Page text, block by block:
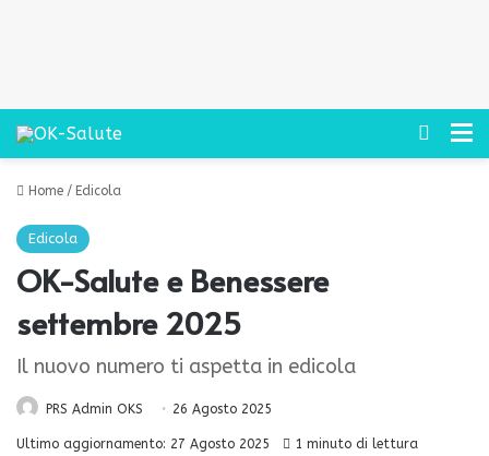
Cerca
Home / Edicola
Edicola
OK-Salute e Benessere
settembre 2025
Il nuovo numero ti aspetta in edicola
PRS Admin OKS 26 Agosto 2025
Ultimo aggiornamento: 27 Agosto 2025 1 minuto di lettura